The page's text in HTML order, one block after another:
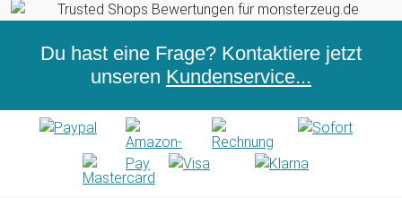
Du hast eine Frage? Kontaktiere jetzt
unseren Kundenservice...